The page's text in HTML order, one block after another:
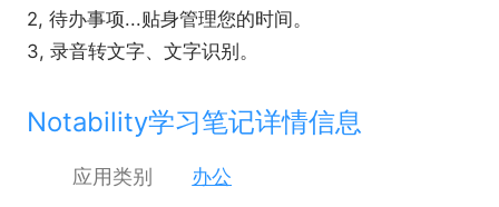
2, 待办事项...贴身管理您的时间。
3, 录音转文字、文字识别。
Notability学习笔记详情信息
应用类别
办公